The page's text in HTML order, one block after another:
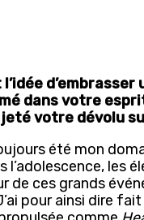
dans votre
votre dévolu
été mon
l’adolescence, les
de ces grands
pour ainsi dire